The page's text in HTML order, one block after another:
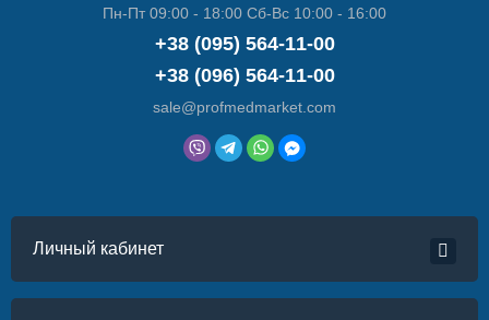
Пн-Пт 09:00 - 18:00 Сб-Вс 10:00 - 16:00
+38 (095) 564-11-00
+38 (096) 564-11-00
sale@profmedmarket.com
Личный кабинет